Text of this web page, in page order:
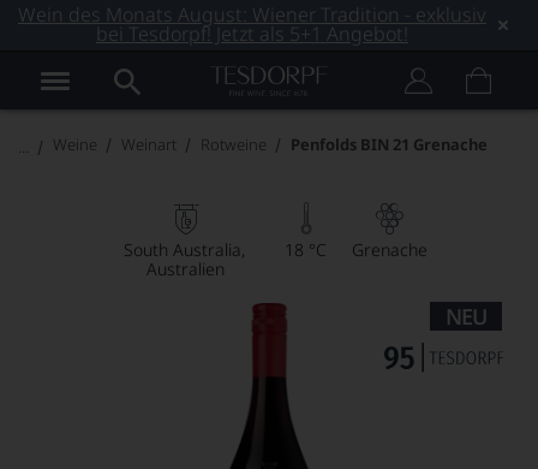
Wein des Monats August: Wiener Tradition - exklusiv
bei Tesdorpf! Jetzt als 5+1 Angebot!
Weine Weinart Rotweine Penfolds BIN 21 Grenache
South Australia
Australien
18 °C Grenache
NEU